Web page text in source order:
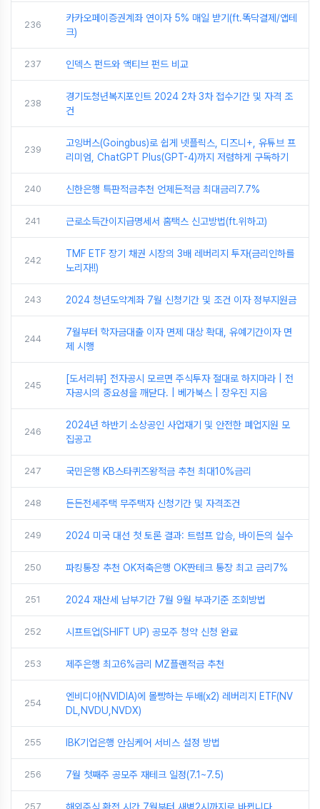
236
카카오페이증권계좌 연이자 5% 매일 받기(ft.똑닥결제/앱테
크)
237 인덱스 펀드와 액티브 펀드 비교
238
경기도청년복지포인트 2024 2차 3차 접수기간 및 자격 조
건
239
고잉버스(Goingbus)로 쉽게 넷플릭스, 디즈니+, 유튜브 프
리미엄, ChatGPT Plus(GPT-4)까지 저렴하게 구독하기
240 신한은행 특판적금추천 언제든적금 최대금리7.7%
241 근로소득간이지급명세서 홈택스 신고방법(ft.위하고)
242
TMF ETF 장기 채권 시장의 3배 레버리지 투자(금리인하를
노리자!!)
243 2024 청년도약계좌 7월 신청기간 및 조건 이자 정부지원금
244
7월부터 학자금대출 이자 면제 대상 확대, 유예기간이자 면
제 시행
245
[도서리뷰] 전자공시 모르면 주식투자 절대로 하지마라 | 전
자공시의 중요성을 깨닫다. | 베가북스 | 장우진 지음
246
2024년 하반기 소상공인 사업재기 및 안전한 폐업지원 모
집공고
247 국민은행 KB스타퀴즈왕적금 추천 최대10%금리
248 든든전세주택 무주택자 신청기간 및 자격조건
249 2024 미국 대선 첫 토론 결과: 트럼프 압승, 바이든의 실수
250 파킹통장 추천 OK저축은행 OK짠테크 통장 최고 금리7%
251 2024 재산세 납부기간 7월 9월 부과기준 조회방법
252 시프트업(SHIFT UP) 공모주 청약 신청 완료
253 제주은행 최고6%금리 MZ플랜적금 추천
254
엔비디아(NVIDIA)에 몰빵하는 두배(x2) 레버리지 ETF(NV
DL,NVDU,NVDX)
255 IBK기업은행 안심케어 서비스 설정 방법
256 7월 첫째주 공모주 재테크 일정(7.1~7.5)
257